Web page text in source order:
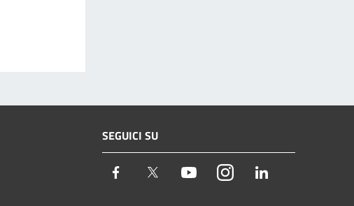
SEGUICI SU
Facebook Twitter YoutubeInstagram